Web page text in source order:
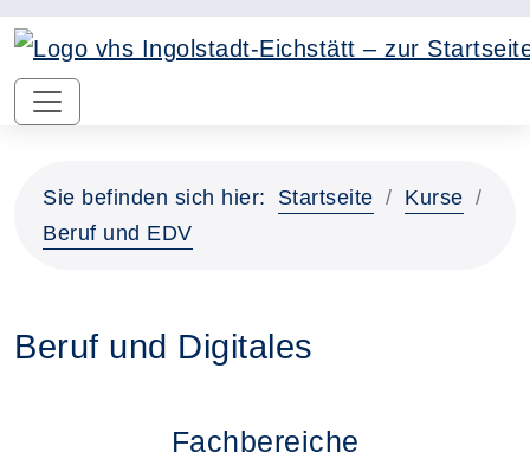
Sie befinden sich hier: Startseite
Kurse
Beruf und EDV
Beruf und Digitales
Fachbereiche